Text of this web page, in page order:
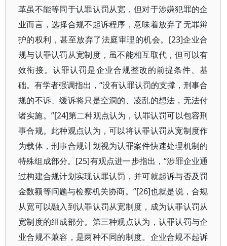
革虽不能等同于认罪认罚从宽，但对于涉嫌犯罪的企
业而言，选择合规不起诉程序，意味着放弃了无罪辩
护的权利，甚至放弃了法庭审理的机会。[23]企业合
规与认罪认罚从宽制度，虽不能相互取代，但可以有
效衔接。认罪认罚是企业合规整改的前提条件、基
础。有学者强调指出，“没有认罪认罚的支撑，刑事合
规的不诉、缓诉将只是空洞的、凌乱的想法，无法付
诸实施。”[24]第二种观点认为，认罪认罚可以包容刑
事合规。此种观点认为，可以将认罪认罚从宽制度作
为载体，刑事合规计划视为认罪案件快速处理机制的
特殊组成部分。[25]有观点进一步指出，“涉罪企业通
过构建合规计划实现认罪认罚，并可就起诉与否及罚
金数额等问题与检察机关协商。”[26]也就是说，合规
从宽可以融入到认罪认罚从宽制度，成为认罪认罚从
宽制度的组成部分。第三种观点认为，认罪认罚与企
业合规不兼容，是两种不同的制度。企业合规不起诉